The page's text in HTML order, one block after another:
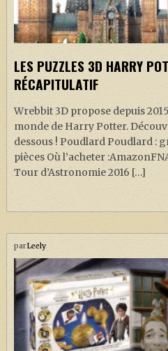
LES PUZZLES 3D HARRY
RÉCAPITULATIF
Wrebbit 3D propose depuis
monde de Harry Potter.
dessous ! Poudlard Poudlard :
pièces Où l’acheter
Tour d’Astronomie 2016 […]
parLeely